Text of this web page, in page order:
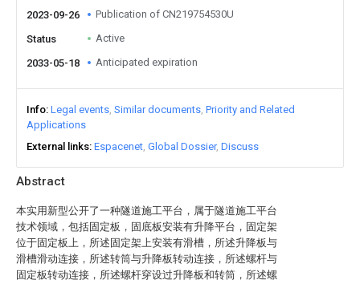
Abstract
本实用新型公开了一种隧道施工平台，属于隧道施工平台
技术领域，包括固定板，固底板安装有升降平台，固定架
位于固定板上，所述固定架上安装有滑槽，所述升降板与
滑槽滑动连接，所述转筒与升降板转动连接，所述螺杆与
固定板转动连接，所述螺杆穿设过升降板和转筒，所述螺
2023-09-26 Publication of CN219754530U
Status Active
2033-05-18 Anticipated expiration
Info Legal events Similar documents Priority and Related
Applications
External links Espacenet Global Dossier Discuss